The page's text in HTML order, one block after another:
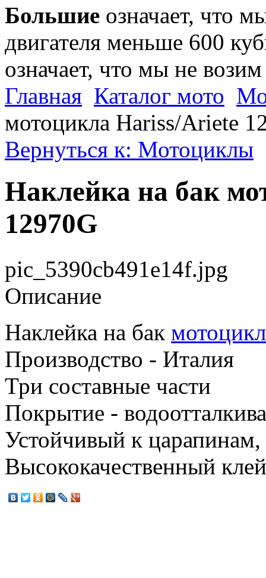
Большие означает, что
двигателя меньше 600
означает, что мы не
Главная Каталог мото
мотоцикла Hariss/Ariete
Вернуться к: Мотоциклы
Наклейка на бак
12970G
pic_5390cb491e14f.jpg
Описание
Наклейка на бак
Производство - Италия
Три составные части
Покрытие -
Устойчивый к
Высококачественный